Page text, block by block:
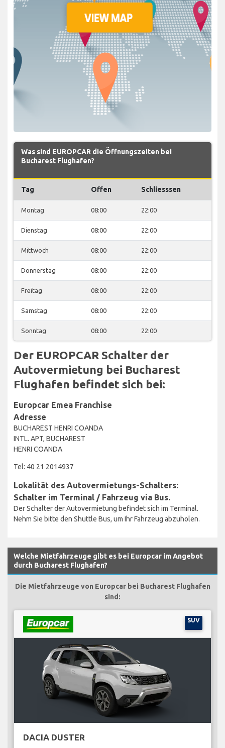
Was sind EUROPCAR die Öffnungszeiten bei
Bucharest Flughafen?
Tag Offen Schliesssen
Montag 08:00 22:00
Dienstag 08:00 22:00
Mittwoch 08:00 22:00
Donnerstag 08:00 22:00
Freitag 08:00 22:00
Samstag 08:00 22:00
Sonntag 08:00 22:00
Der EUROPCAR Schalter der
Autovermietung bei Bucharest
Flughafen befindet sich bei:
Europcar Emea Franchise
Adresse
BUCHAREST HENRI COANDA
INTL. APT, BUCHAREST
HENRI COANDA
Tel: 40 21 2014937
Lokalität des Autovermietungs-Schalters:
Schalter im Terminal / Fahrzeug via Bus.
Der Schalter der Autovermietung befindet sich im Terminal.
Nehm Sie bitte den Shuttle Bus, um Ihr Fahrzeug abzuholen.
Welche Mietfahrzeuge gibt es bei Europcar im Angebot
durch Bucharest Flughafen?
Die Mietfahrzeuge von Europcar bei Bucharest Flughafen
sind:
SUV
DACIA DUSTER